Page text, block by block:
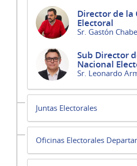
Director de la
Electoral
Sr. Gastón
Sub Director
Nacional
Sr. Leonardo
Juntas Electorales
Oficinas Electorales